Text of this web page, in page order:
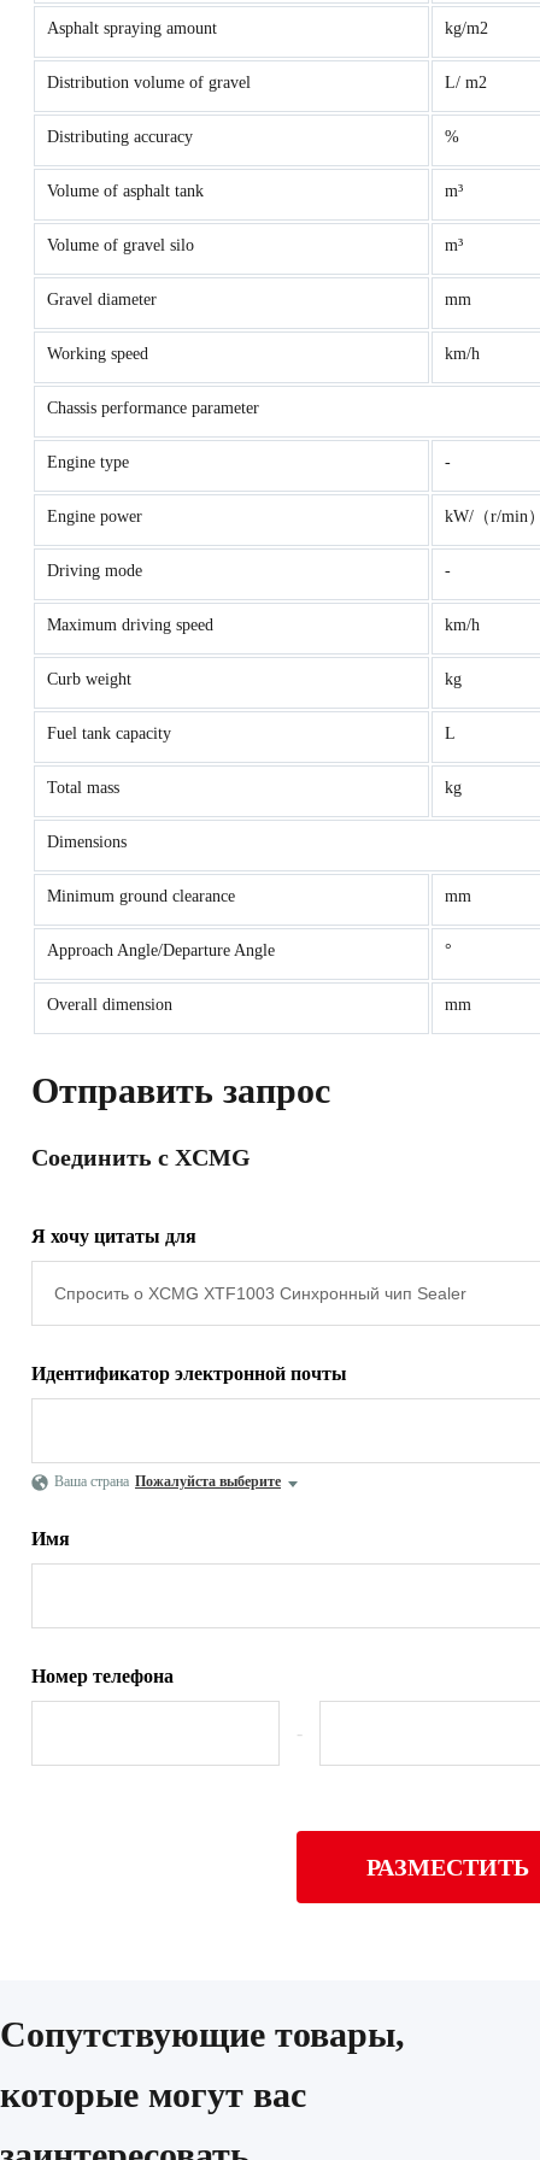
Asphalt spraying amount kg/m2
Distribution volume of gravel L/ m2
Distributing accuracy %
Volume of asphalt tank m³
Volume of gravel silo m³
Gravel diameter mm
Working speed km/h
Chassis performance parameter
Engine type -
Engine power kW/（r/min
Driving mode -
Maximum driving speed km/h
Curb weight kg
Fuel tank capacity L
Total mass kg
Dimensions
Minimum ground clearance mm
Approach Angle/Departure Angle °
Overall dimension mm
Отправить запрос
Соединить с XCMG
Я хочу цитаты для
Идентификатор электронной почты
Ваша страна Пожалуйста выберите
Имя
Номер телефона
-
РАЗМЕСТИТЬ
Сопутствующие товары,
которые могут вас